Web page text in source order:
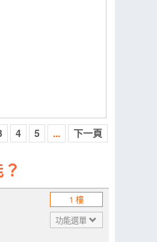
4 5 ... 下一頁
1 樓
功能選單